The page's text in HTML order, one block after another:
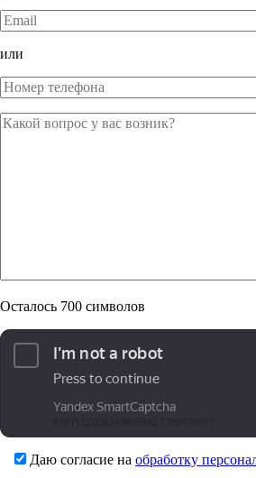
или
Осталось 700 символов
Даю согласие на обработку